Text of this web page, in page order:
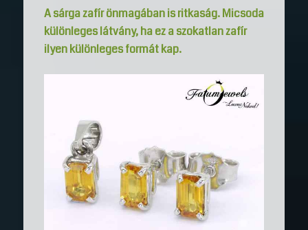
A sárga zafír önmagában is ritkaság. Micsoda
különleges látvány, ha ez a szokatlan zafír
ilyen különleges formát kap.